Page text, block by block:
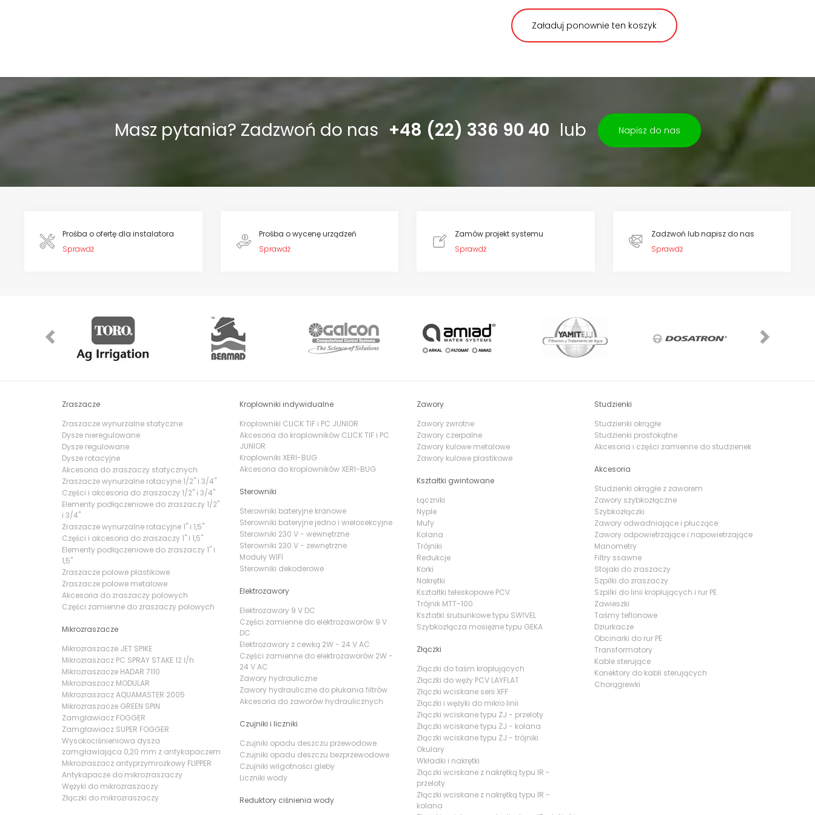
Załaduj ponownie ten koszyk
Masz pytania? Zadzwoń do nas +48 (22) 336 90 40 lub Napisz do nas
Prośba o ofertę dla instalatora
Sprawdź
Prośba o wycenę urządzeń
Sprawdź
Zamów projekt systemu
Sprawdź
Zadzwoń lub napisz do nas
Sprawdź
Zraszacze
Zraszacze wynurzalne statyczne
Dysze nieregulowane
Dysze regulowane
Dysze rotacyjne
Akcesoria do zraszaczy statycznych
Zraszacze wynurzalne rotacyjne 1/2" i 3/4"
Części i akcesoria do zraszaczy 1/2" i 3/4"
Elementy podłączeniowe do zraszaczy 1/2"
i 3/4"
Zraszacze wynurzalne rotacyjne 1" i 1,5"
Części i akcesoria do zraszaczy 1" i 1,5"
Elementy podłączeniowe do zraszaczy 1" i
1,5"
Zraszacze polowe plastikowe
Zraszacze polowe metalowe
Akcesoria do zraszaczy polowych
Części zamienne do zraszaczy polowych
Mikrozraszacze
Mikrozraszacze JET SPIKE
Mikrozraszacz PC SPRAY STAKE 12 l/h
Mikrozraszacze HADAR 7110
Mikrozraszacz MODULAR
Mikrozraszacz AQUAMASTER 2005
Mikrozraszacze GREEN SPIN
Zamgławiacz FOGGER
Zamgławiacz SUPER FOGGER
Wysokociśnieniowa dysza
zamgławiająca 0,20 mm z antykapaczem
Mikrozraszacz antyprzymrozkowy FLIPPER
Antykapacze do mikrozraszaczy
Wężyki do mikrozraszaczy
Złączki do mikrozraszaczy
Kroplowniki indywidualne
Kroplowniki CLICK TIF i PC JUNIOR
Akcesoria do kroplowników CLICK TIF i PC
JUNIOR
Kroplowniki XERI-BUG
Akcesoria do kroplowników XERI-BUG
Sterowniki
Sterowniki bateryjne kranowe
Sterowniki bateryjne jedno i wielosekcyjne
Sterowniki 230 V - wewnętrzne
Sterowniki 230 V - zewnętrzne
Moduły WIFI
Sterowniki dekoderowe
Elektrozawory
Elektrozawory 9 V DC
Części zamienne do elektrozaworów 9 V
DC
Elektrozawory z cewką 2W - 24 V AC
Części zamienne do elektrozaworów 2W -
24 V AC
Zawory hydrauliczne
Zawory hydrauliczne do płukania filtrów
Akcesoria do zaworów hydraulicznych
Czujniki i liczniki
Czujniki opadu deszczu przewodowe
Czujniki opadu deszczu bezprzewodowe
Czujniki wilgotności gleby
Liczniki wody
Reduktory ciśnienia wody
Zawory
Zawory zwrotne
Zawory czerpalne
Zawory kulowe metalowe
Zawory kulowe plastikowe
Kształtki gwintowane
Łączniki
Nyple
Mufy
Kolana
Trójniki
Redukcje
Korki
Nakrętki
Kształtki teleskopowe PCV
Trójnik MTT-100
Ksztatki śrubunkowe typu SWIVEL
Szybkozłącza mosiężne typu GEKA
Złączki
Złączki do taśm kroplujących
Złączki do węży PCV LAYFLAT
Złączki wciskane serii XFF
Złączki i wężyki do mikro linii
Złączki wciskane typu ZJ - przeloty
Złączki wciskane typu ZJ - kolana
Złączki wciskane typu ZJ - trójniki
Okulary
Wkładki i nakrętki
Złączki wciskane z nakrętką typu IR -
przeloty
Złączki wciskane z nakrętką typu IR -
kolana
Studzienki
Studzienki okrągłe
Studzienki prostokątne
Akcesoria i części zamienne do studzienek
Akcesoria
Studzienki okrągłe z zaworem
Zawory szybkozłączne
Szybkozłączki
Zawory odwadniające i płuczące
Zawory odpowietrzające i napowietrzające
Manometry
Filtry ssawne
Stojaki do zraszaczy
Szpilki do zraszaczy
Szpilki do linii kroplujących i rur PE
Zawieszki
Taśmy teflonowe
Dziurkacze
Obcinarki do rur PE
Transformatory
Kable sterujące
Konektory do kabli sterujących
Chorągiewki